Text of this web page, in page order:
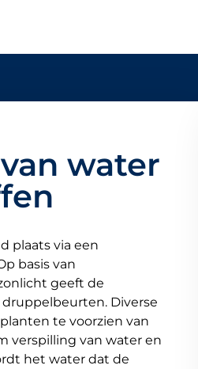
water
plaats via een
basis van
geeft de
Diverse
te voorzien van
verspilling van water en
het water dat de